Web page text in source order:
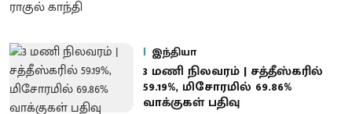
இந்தியா
3 மணி நிலவரம் | சத்தீஸ்கரில்
59.19%, மிசோரமில் 69.86%
வாக்குகள் பதிவு